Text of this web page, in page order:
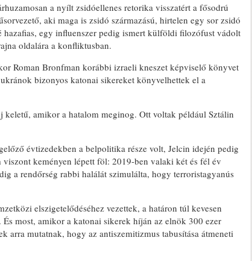
a nyílt zsidóellenes retorika visszatért a fősodrú
aki maga is zsidó származású, hirtelen egy sor zsidó
egy influenszer pedig ismert külföldi filozófust vádolt
oldalára a konfliktusban.
Roman Bronfman korábbi izraeli kneszet képviselő könyvet
bizonyos katonai sikereket könyvelhettek el a
amikor a hatalom meginog. Ott voltak például Sztálin
évtizedekben a belpolitika része volt, Jelcin idején pedig
keményen lépett föl: 2019-ben valaki két és fél év
a rendőrség rabbi halálát szimulálta, hogy terroristagyanús
elszigetelődéséhez vezettek, a határon túl kevesen
most, amikor a katonai sikerek híján az elnök 300 ezer
arra mutatnak, hogy az antiszemitizmus tabusítása átmeneti